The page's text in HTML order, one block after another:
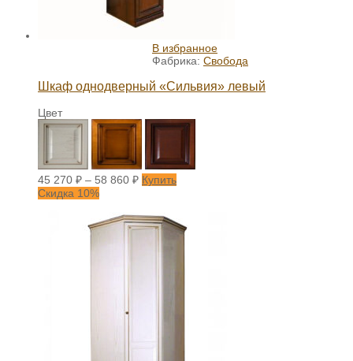
В избранное
Фабрика: Свобода
Шкаф однодверный «Сильвия» левый
Цвет
45 270 ₽ – 58 860 ₽ Купить
Скидка 10%